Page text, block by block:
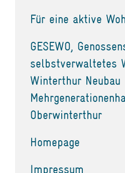
Für eine aktive
GESEWO,
selbstverwaltetes
Winterthur Neubau
Oberwinterthur
Homepage
Impressum